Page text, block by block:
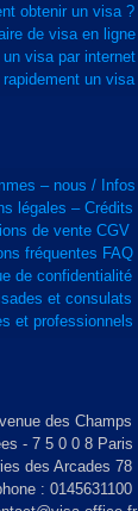
obtenir un visa ?
de visa en ligne
un visa par internet
rapidement un visa
– nous / Infos
légales – Crédits
de vente CGV
fréquentes FAQ
de confidentialité
et consulats
et professionnels
des Champs
- 7 5 0 0 8 Paris
des Arcades 78
: 0145631100